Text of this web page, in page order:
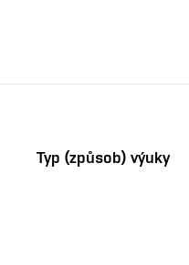
Typ (způsob) výuky